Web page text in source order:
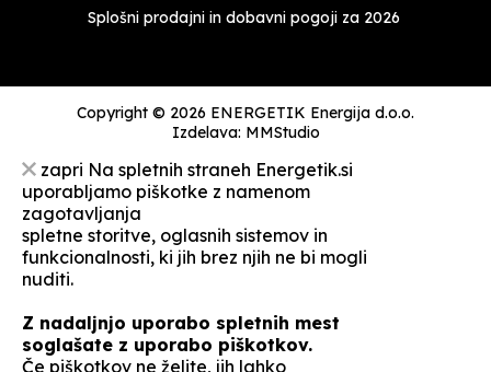
Splošni prodajni in dobavni pogoji za 2026
Copyright © 2026 ENERGETIK Energija d.o.o.
Izdelava: MMStudio
zapri Na spletnih straneh Energetik.si
uporabljamo piškotke z namenom
zagotavljanja
spletne storitve, oglasnih sistemov in
funkcionalnosti, ki jih brez njih ne bi mogli
nuditi.
Z nadaljnjo uporabo spletnih mest
soglašate z uporabo piškotkov.
Če piškotkov ne želite, jih lahko